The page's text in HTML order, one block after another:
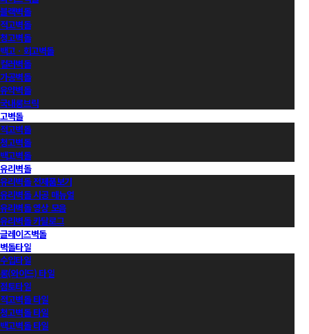
블랙벽돌
적고벽돌
청고벽돌
백고ㆍ회고벽돌
컬러벽돌
가공벽돌
유약벽돌
국내롱브릭
고벽돌
적고벽돌
청고벽돌
백고벽돌
유리벽돌
유리벽돌 전제품보기
유리벽돌 시공 매뉴얼
유리벽돌 영상 모음
유리벽돌 카달로그
글레이즈벽돌
벽돌타일
수입타일
롱(와이드) 타일
점토타일
적고벽돌 타일
청고벽돌 타일
백고벽돌 타일